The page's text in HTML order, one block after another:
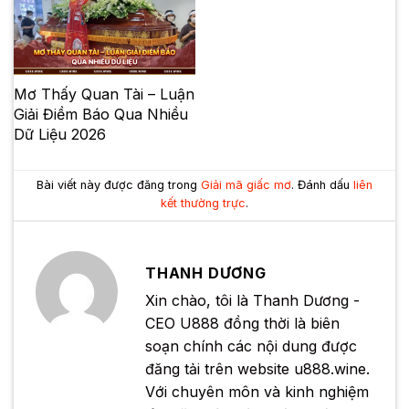
Mơ Thấy Quan Tài – Luận
Giải Điềm Báo Qua Nhiều
Dữ Liệu 2026
Bài viết này được đăng trong Giải mã giấc mơ. Đánh dấu liên
kết thường trực.
THANH DƯƠNG
Xin chào, tôi là Thanh Dương -
CEO U888 đồng thời là biên
soạn chính các nội dung được
đăng tải trên website u888.wine.
Với chuyên môn và kinh nghiệm